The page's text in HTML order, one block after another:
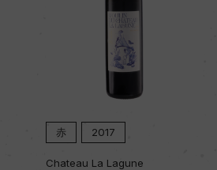
赤 2017
Chateau La Lagune